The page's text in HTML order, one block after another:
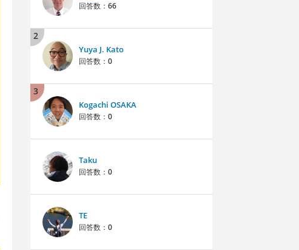
回答数： 66
2
Yuya J. Kato
回答数： 0
3
Kogachi OSAKA
回答数： 0
Taku
回答数： 0
TE
回答数： 0